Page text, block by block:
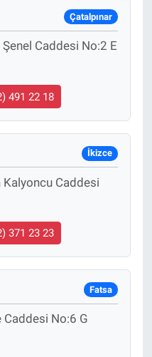
Çatalpınar
Caddesi No:2 E
491 22 18
İkizce
Caddesi
371 23 23
Fatsa
No:6 G